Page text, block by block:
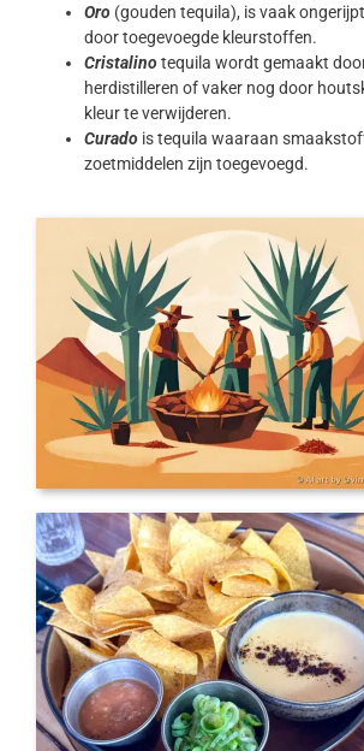
Oro(gouden tequila), is vaak
door toegevoegde kleurstoffen.
Cristalinotequila wordt gemaakt
herdistilleren of vaker nog door
kleur te verwijderen.
Curadois tequila waaraan
zoetmiddelen zijn toegevoegd.